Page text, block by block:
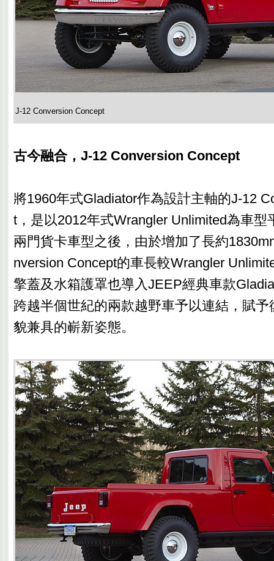
J-12 Conversion Concept
古今融合，J-12 Conversion Concept
將1960年式Gladiator作為設計主軸的J-12
t，是以2012年式Wrangler Unlimited為車型
兩門貨卡車型之後，由於增加了長約
nversion Concept的車長較Wrangler
擎蓋及水箱護罩也導入JEEP經典車款
跨越半個世紀的兩款越野車予以連結，賦
貌兼具的嶄新姿態。